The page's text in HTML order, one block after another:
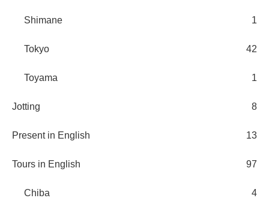
Shimane 1
Tokyo 42
Toyama 1
Jotting 8
Present in English 13
Tours in English 97
Chiba 4